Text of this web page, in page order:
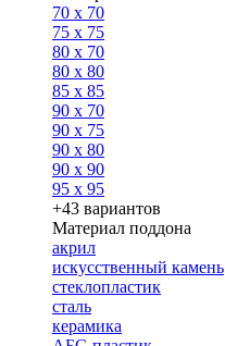
70 x 70
75 x 75
80 x 70
80 x 80
85 x 85
90 x 70
90 x 75
90 x 80
90 x 90
95 x 95
+43 вариантов
Материал поддона
акрил
искусственный камень
стеклопластик
сталь
керамика